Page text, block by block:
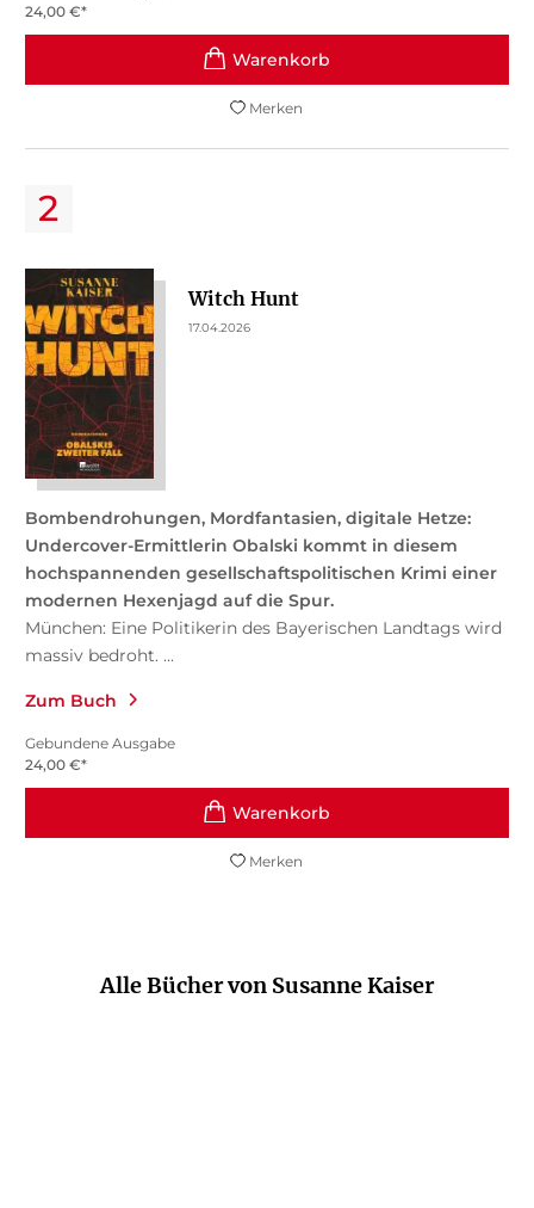
24,00 €*
Merken
Witch Hunt
17.04.2026
Bombendrohungen, Mordfantasien, digitale Hetze:
Undercover-Ermittlerin Obalski kommt in diesem
hochspannenden gesellschaftspolitischen Krimi einer
modernen Hexenjagd auf die Spur.
München: Eine Politikerin des Bayerischen Landtags wird
massiv bedroht. ...
Zum Buch
Gebundene Ausgabe
24,00 €*
Merken
Alle Bücher von Susanne Kaiser